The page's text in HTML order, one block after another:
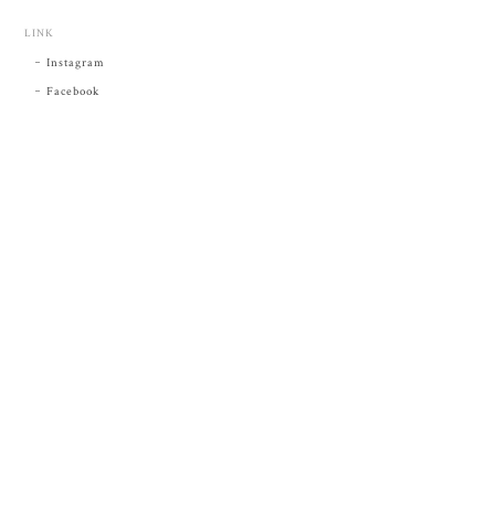
LINK
Instagram
Facebook